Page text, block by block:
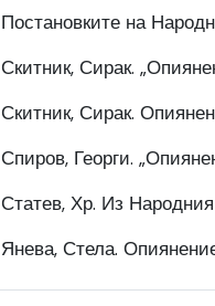
Постановките на
Скитник, Сирак.
Скитник, Сирак.
Спиров, Георги.
Статев, Хр. Из
Янева, Стела.